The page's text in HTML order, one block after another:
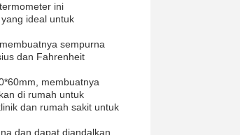
ini
ideal untuk
sempurna
dan Fahrenheit
membuatnya
di rumah untuk
dan rumah sakit untuk
dan dapat diandalkan